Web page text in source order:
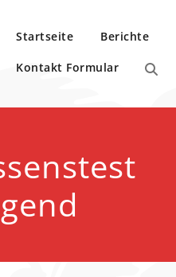
Startseite Berichte
Kontakt Formular